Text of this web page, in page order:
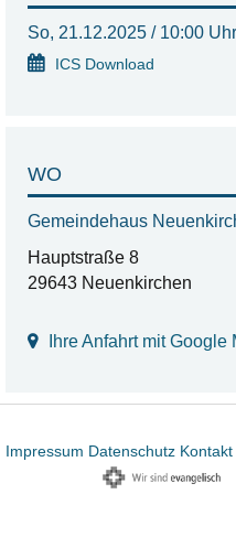
So, 21.12.2025 / 10:00 Uhr
ICS Download
WO
Gemeindehaus
Hauptstraße 8
29643 Neuenkirchen
Ihre Anfahrt mit Google
Impressum Datenschutz Kontakt